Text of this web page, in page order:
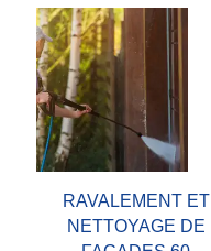
RAVALEMENT ET
NETTOYAGE DE